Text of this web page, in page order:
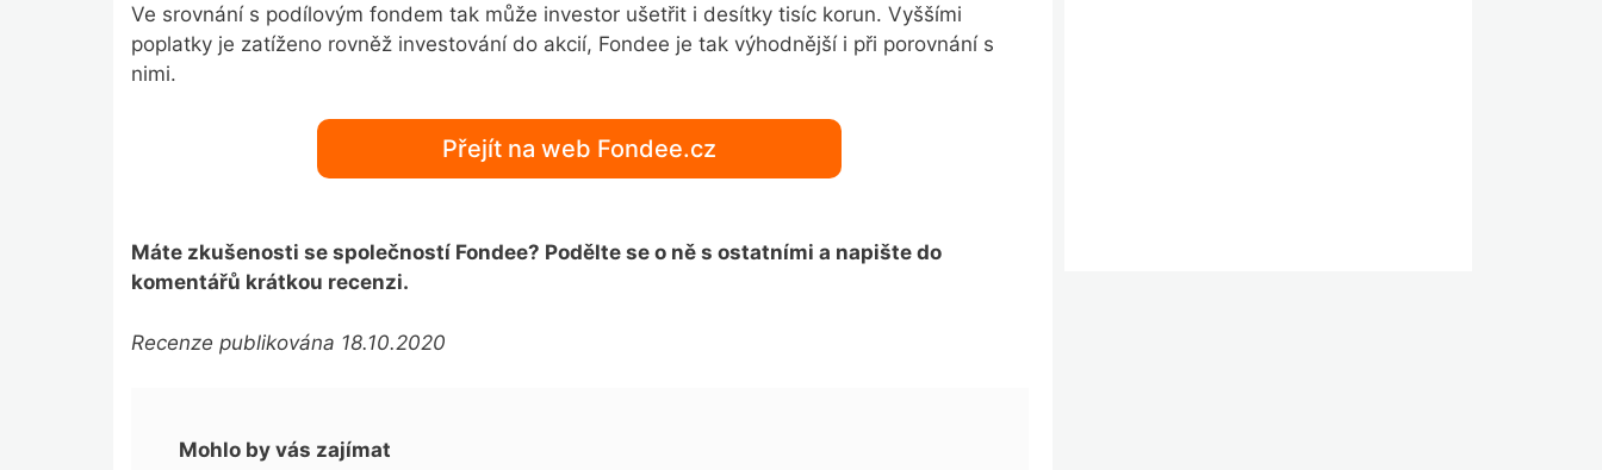
Ve srovnání s podílovým fondem tak může investor ušetřit i desítky tisíc korun. Vyššími
poplatky je zatíženo rovněž investování do akcií, Fondee je tak výhodnější i při porovnání s
nimi.
Přejít na web Fondee.cz
Máte zkušenosti se společností Fondee? Podělte se o ně s ostatními a napište do
komentářů krátkou recenzi.
Recenze publikována 18.10.2020
Mohlo by vás zajímat